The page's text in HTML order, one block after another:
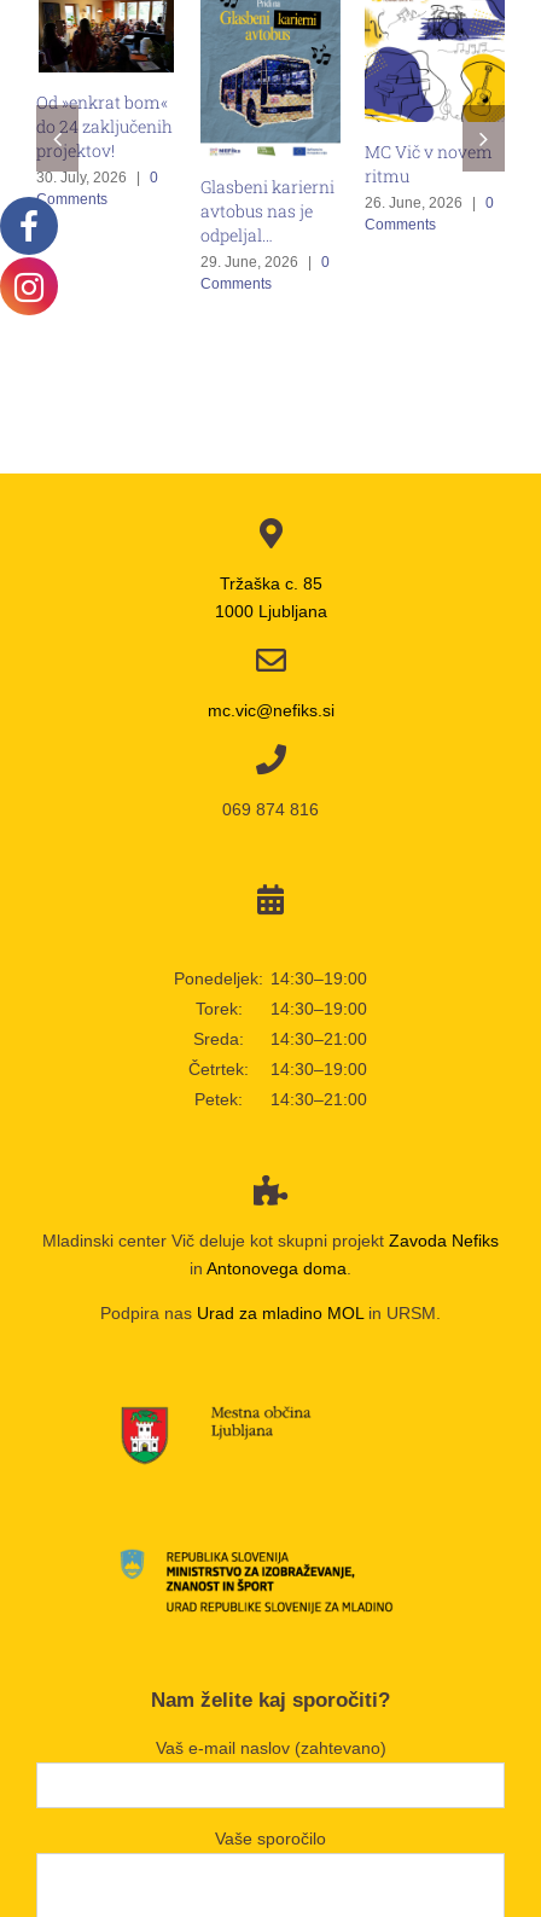
Od »enkrat bom«
do 24 zaključenih
projektov!
30. July, 2026 |
0
Comments
Glasbeni karierni
avtobus nas je
odpeljal…
29. June, 2026
0
Comments
MC Vič v novem
ritmu
26. June, 2026
0
Comments
Tržaška c. 85
1000 Ljubljana
mc.vic@nefiks.si
069 874 816
Ponedeljek: 14:30–19:00
Torek:
14:30–19:00
Sreda:
14:30–21:00
Četrtek:
14:30–19:00
Petek:
14:30–21:00
Mladinski center Vič deluje kot skupni projekt Zavoda Nefiks
in Antonovega doma
Podpira nas Urad za mladino MOL in URSM.
Nam želite kaj sporočiti?
Vaš e-mail naslov (zahtevano)
Vaše sporočilo